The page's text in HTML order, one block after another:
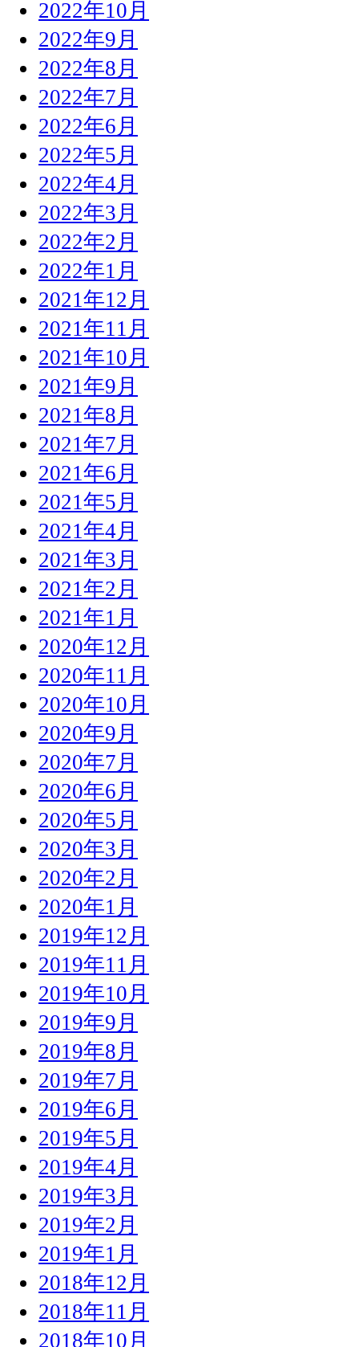
2022年10月
2022年9月
2022年8月
2022年7月
2022年6月
2022年5月
2022年4月
2022年3月
2022年2月
2022年1月
2021年12月
2021年11月
2021年10月
2021年9月
2021年8月
2021年7月
2021年6月
2021年5月
2021年4月
2021年3月
2021年2月
2021年1月
2020年12月
2020年11月
2020年10月
2020年9月
2020年7月
2020年6月
2020年5月
2020年3月
2020年2月
2020年1月
2019年12月
2019年11月
2019年10月
2019年9月
2019年8月
2019年7月
2019年6月
2019年5月
2019年4月
2019年3月
2019年2月
2019年1月
2018年12月
2018年11月
2018年10月